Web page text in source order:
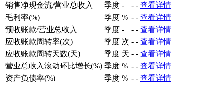
销售净现金流/营业总收入
季度 - - - 查看详情
毛利率(%)
季度 % - - 查看详情
预收账款/营业总收入
季度 - - - 查看详情
应收账款周转率(次)
季度 次 - - 查看详情
应收账款周转天数(天)
季度 天 - - 查看详情
营业总收入滚动环比增长(%) 季度 % - - 查看详情
资产负债率(%)
季度 % - - 查看详情